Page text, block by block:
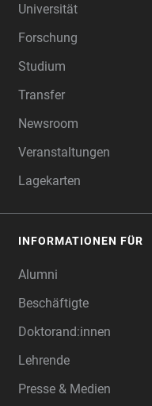
Universität
Forschung
Studium
Transfer
Newsroom
Veranstaltungen
Lagekarten
INFORMATIONEN FÜR
Alumni
Beschäftigte
Doktorand:innen
Lehrende
Presse & Medien